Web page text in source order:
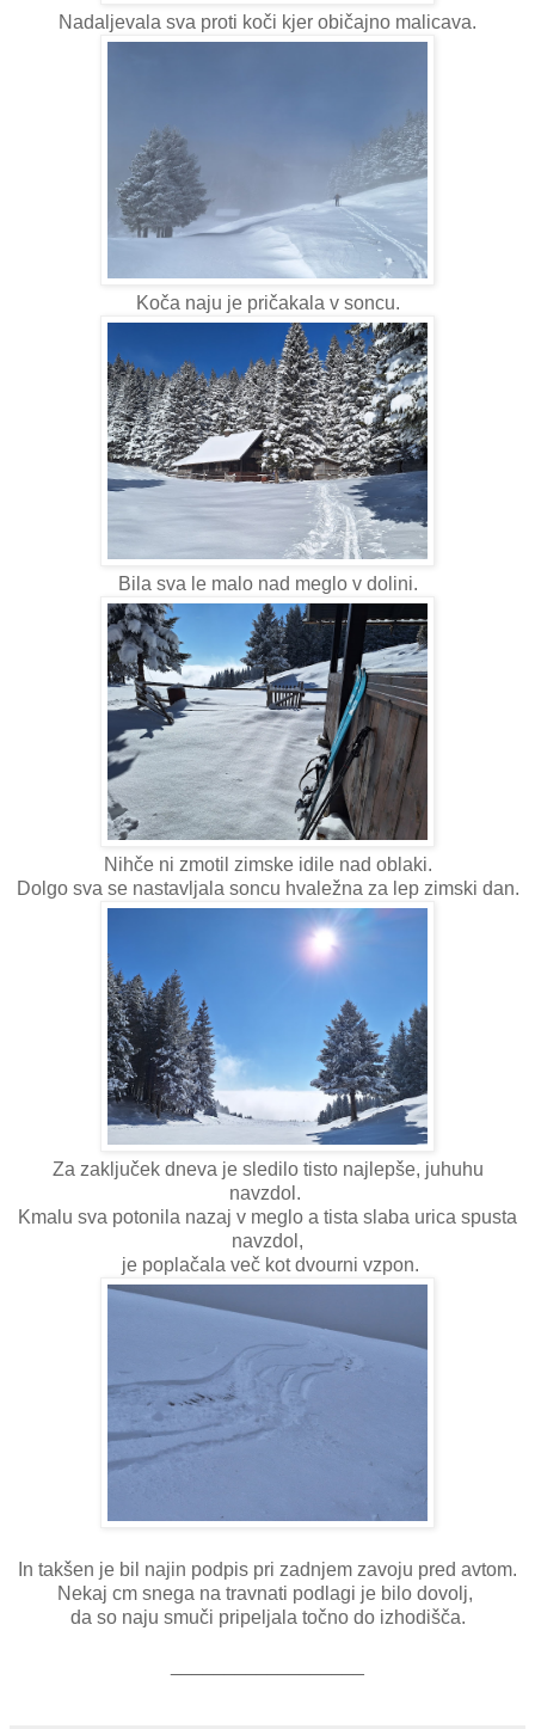
Nadaljevala sva proti koči kjer običajno malicava.
Koča naju je pričakala v soncu.
Bila sva le malo nad meglo v dolini.
Nihče ni zmotil zimske idile nad oblaki.
Dolgo sva se nastavljala soncu hvaležna za lep zimski dan.
Za zaključek dneva je sledilo tisto najlepše, juhuhu
navzdol.
Kmalu sva potonila nazaj v meglo a tista slaba urica spusta
navzdol,
je poplačala več kot dvourni vzpon.
In takšen je bil najin podpis pri zadnjem zavoju pred avtom.
Nekaj cm snega na travnati podlagi je bilo dovolj,
da so naju smuči pripeljala točno do izhodišča.